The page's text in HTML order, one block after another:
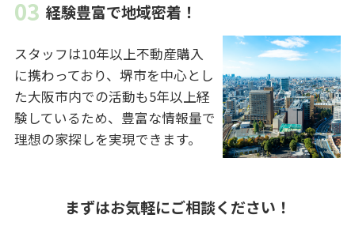
経験豊富で地域密着！
スタッフは10年以上不動産購入
に携わっており、堺市を中心とし
た大阪市内での活動も5年以上経
験しているため、豊富な情報量で
理想の家探しを実現できます。
まずはお気軽にご相談ください！